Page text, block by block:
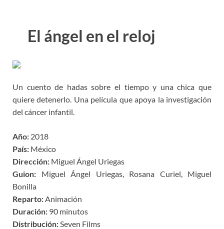
El ángel en el reloj
Un cuento de hadas sobre el tiempo y una chica que
quiere detenerlo. Una película que apoya la investigación
del cáncer infantil.
Año: 2018
País: México
Dirección: Miguel Ángel Uriegas
Guion: Miguel Ángel Uriegas, Rosana Curiel, Miguel
Bonilla
Reparto:Animación
Duración: 90 minutos
Distribución:Seven Films